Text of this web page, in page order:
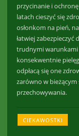
przycinanie i
latach cieszyć się
osłonkom na pień,
łatwiej
trudnymi warunkami
konsekwentnie
odpłacą się one
zarówno w bieżącym
przechowywania.
CIEKAWOSTKI